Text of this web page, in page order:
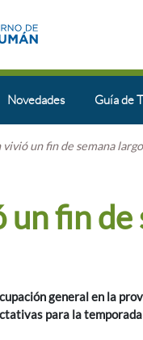
Novedades Guía de
vivió un fin de semana
un fin
general en la
para la